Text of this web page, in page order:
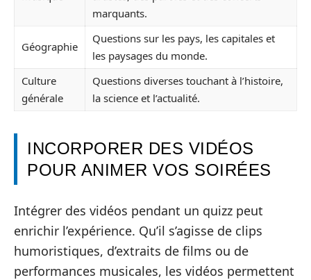
marquants.
Géographie
Questions sur les pays, les capitales et
les paysages du monde.
Culture
générale
Questions diverses touchant à l’histoire,
la science et l’actualité.
INCORPORER DES VIDÉOS
POUR ANIMER VOS SOIRÉES
Intégrer des vidéos pendant un quizz peut
enrichir l’expérience. Qu’il s’agisse de clips
humoristiques, d’extraits de films ou de
performances musicales, les vidéos permettent